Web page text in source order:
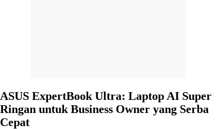
ASUS ExpertBook Ultra: Laptop AI Super
Ringan untuk Business Owner yang Serba
Cepat